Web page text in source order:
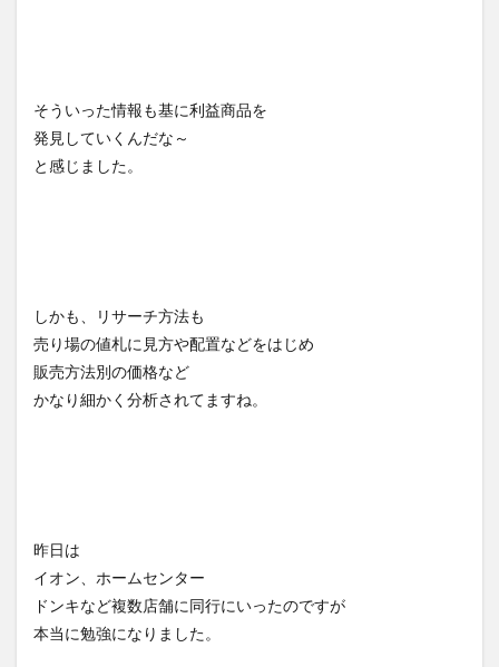
そういった情報も基に利益商品を
発見していくんだな～
と感じました。
しかも、リサーチ方法も
売り場の値札に見方や配置などをはじめ
販売方法別の価格など
かなり細かく分析されてますね。
昨日は
イオン、ホームセンター
ドンキなど複数店舗に同行にいったのですが
本当に勉強になりました。